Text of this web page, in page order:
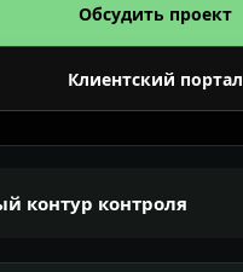
Обсудить проект
Клиентский портал
контур контроля